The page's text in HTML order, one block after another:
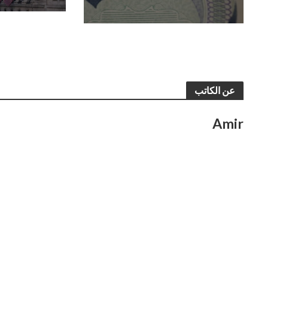
عن الكاتب
Amir